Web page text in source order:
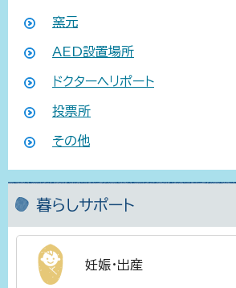
窯元
AED設置場所
ドクターヘリポート
投票所
その他
暮らしサポート
妊娠・出産